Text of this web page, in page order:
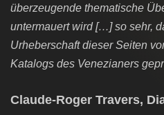
überzeugende thematische
untermauert wird […] so sehr,
Urheberschaft dieser Seiten
Katalogs des Venezianers
Claude-Roger Travers,